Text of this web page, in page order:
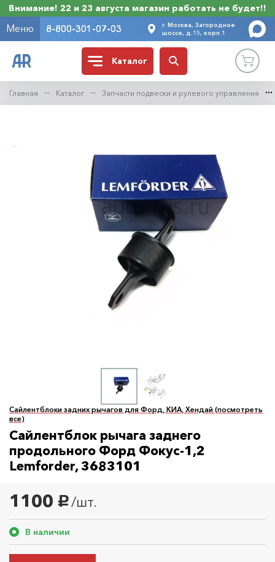
Внимание! 22 и 23 августа магазин работать не будет!!
Меню 8-800-301-07-03
г. Москва, Загородное
шоссе, д.15, корп.1
Каталог
Главная Каталог Запчасти подвески и рулевого управления
Сайлентблоки задних рычагов для Форд, КИА, Хендай (посмотреть
все)
Сайлентблок рычага заднего
продольного Форд Фокус-1,2
Lemforder, 3683101
1100 руб. /шт.
В наличии